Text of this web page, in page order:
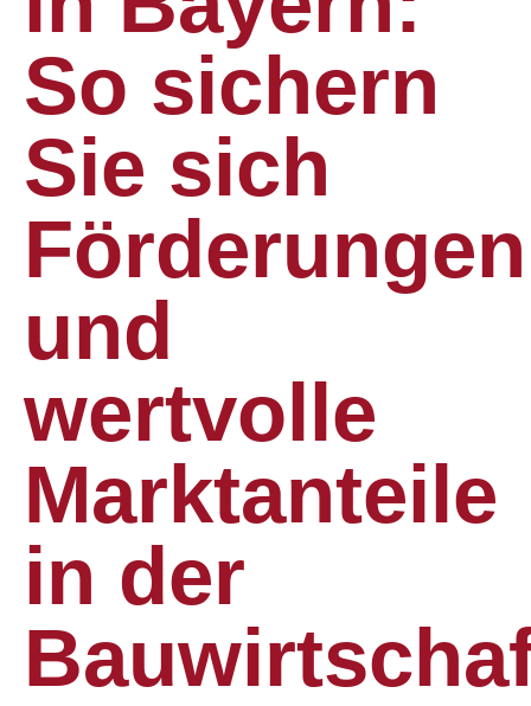
So sichern
Sie sich
Förderungen
und
wertvolle
Marktanteile
in der